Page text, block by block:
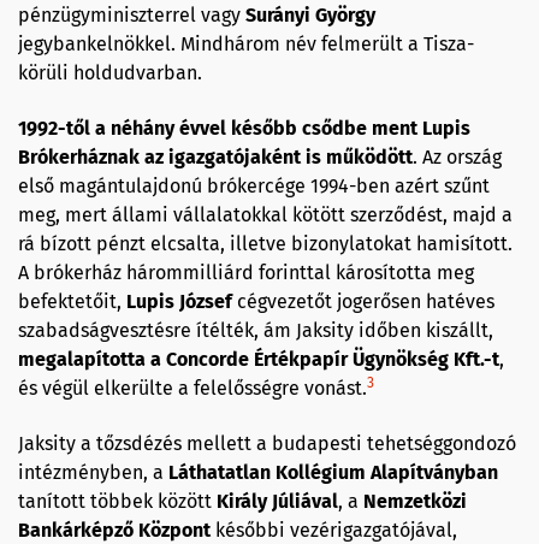
pénzügyminiszterrel vagy Surányi György
jegybankelnökkel. Mindhárom név felmerült a Tisza-
körüli holdudvarban.
1992-től a néhány évvel később csődbe ment Lupis
Brókerháznak az igazgatójaként is működött. Az ország
első magántulajdonú brókercége 1994-ben azért szűnt
meg, mert állami vállalatokkal kötött szerződést, majd a
rá bízott pénzt elcsalta, illetve bizonylatokat hamisított.
A brókerház hárommilliárd forinttal károsította meg
befektetőit, Lupis József cégvezetőt jogerősen hatéves
szabadság­vesztésre ítélték, ám Jaksity időben kiszállt,
megalapította a Concorde Értékpapír Ügynökség Kft.-t,
és végül elkerülte a felelősségre vonást.3
Jaksity a tőzsdézés mellett a budapesti tehetséggondozó
intézményben, a Láthatatlan Kollégium Alapítványban
tanított többek között Király Júliával, a Nemzetközi
Bankárképző Központkésőbbi vezérigazgatójával,